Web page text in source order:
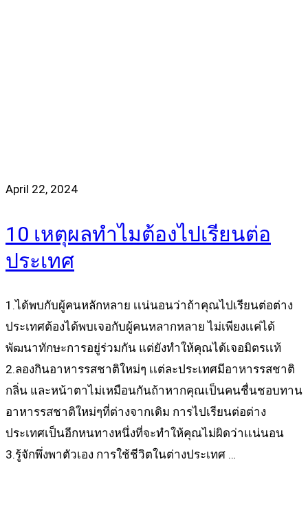
April 22, 2024
10 เหตุผลทำไมต้องไปเรียนต่อ
ประเทศ
1.ได้พบกับผู้คนหลักหลาย เเน่นอนว่าถ้าคุณไปเรียนต่อต่าง
ประเทศต้องได้พบเจอกับผู้คนหลากหลาย ไม่เพียงเเค่ได้
พัฒนาทักษะการอยู่ร่วมกัน แต่ยังทำให้คุณได้เจอมิตรเเท้
2.ลองกินอาหารรสชาติใหม่ๆ เเต่ละประเทศมีอาหารรสชาติ
กลิ่น และหน้าตาไม่เหมือนกันถ้าหากคุณเป็นคนชื่นชอบทาน
อาหารรสชาติใหม่ๆที่ต่างจากเดิม การไปเรียนต่อต่าง
ประเทศเป็นอีกหนทางหนึ่งที่จะทำให้คุณไม่ผิดว่าเเน่นอน
3.รู้จักพึ่งพาตัวเอง การใช้ชีวิตในต่างประเทศ …